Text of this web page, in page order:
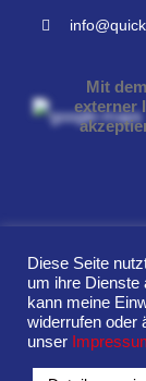
Mit
externer
©
|Impressum
Diese Seite
um ihre Dienste
kann meine
widerrufen oder
unser